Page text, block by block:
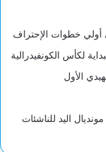
لكأس الكونفيدرالية
الأول
اليد للناشئات